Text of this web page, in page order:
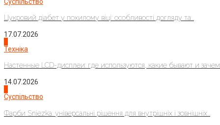
Цукровий діабет у похилому віці: особливості догляду та...
17.07.2026
Техніка
Настенные LCD-дисплеи: где используются, какие бывают и
14.07.2026
Суспільство
Фарби Sniezka: універсальні рішення для внутрішніх і зовнішніх...